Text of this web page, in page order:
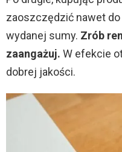
zaoszczędzić nawet
wydanej sumy. Zrób
zaangażuj. W efekcie
dobrej jakości.